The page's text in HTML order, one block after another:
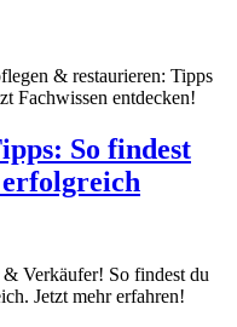
& restaurieren: Tipps
Fachwissen entdecken!
So findest
Verkäufer! So findest du
Jetzt mehr erfahren!